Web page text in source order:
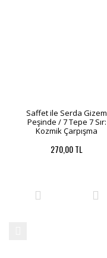
Saffet ile Serda Gizem
Peşinde / 7 Tepe 7 Sır:
Kozmik Çarpışma
270,00 TL